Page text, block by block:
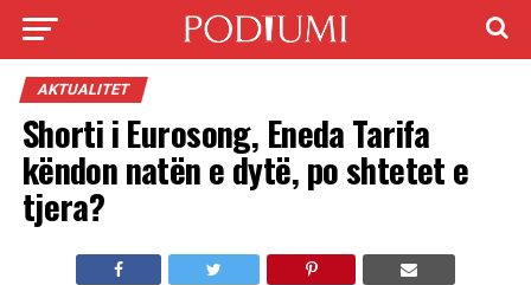
AKTUALITET
Shorti i Eurosong, Eneda Tarifa
këndon natën e dytë, po shtetet e
tjera?